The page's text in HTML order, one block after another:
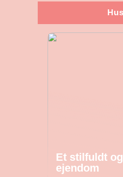
Hus
Et stilfuldt
ejendom